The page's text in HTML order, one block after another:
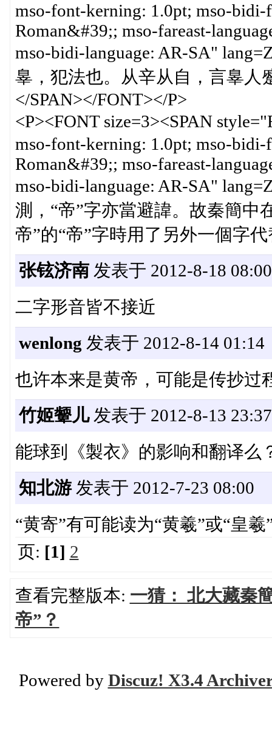
mso-font-kerning: 1.0pt; mso-
Roman&#39;; mso-fareast-
mso-bidi-language: AR-SA"
辠，犯法也。从辛从自，言辠人
</SPAN></FONT></P>
<P><FONT size=3><SPAN
mso-font-kerning: 1.0pt; mso-
Roman&#39;; mso-fareast-
mso-bidi-language: AR-SA"
測，“帝”字亦當避諱。故秦簡中
帝”的“帝”字時用了另外一個字
张铉济南发表于 2012-8-18 08:00
二字形音皆不接近
wenlong 发表于 2012-8-14 01:14
也许本来是黄帝，可能是传抄过
竹姬颦儿发表于 2012-8-13 23:37
能球到《製衣》的影响和翻译么
知北游发表于 2012-7-23 08:00
“黄寄”有可能读为“黄羲”或“皇羲
页: [1] 2
查看完整版本: 一猜： 北大藏秦
帝”？
Powered by Discuz! X3.4